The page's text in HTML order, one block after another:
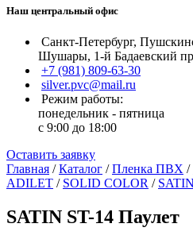
Наш центральный офис
Санкт-Петербург,
Шушары, 1-й Бадаевский
+7 (981) 809-63-30
silver.pvc@mail.ru
Режим работы:
понедельник - пятница
с 9:00 до 18:00
Оставить заявку
Главная /Каталог /Пленка ПВХ /
ADILET / SOLID COLOR / SATIN
SATIN ST-14 Паулет